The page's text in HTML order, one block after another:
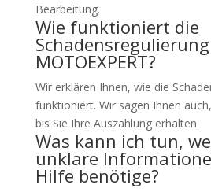
Bearbeitung.
Wie funktioniert die
MOTOEXPERT?
Wir erklären Ihnen, wie die
funktioniert. Wir sagen Ihnen
bis Sie Ihre Auszahlung erhalten.
Was kann ich tun,
unklare
Hilfe benötige?